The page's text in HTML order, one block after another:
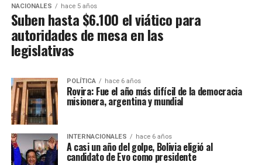
NACIONALES hace 5 años
Suben hasta $6.100 el viático para
autoridades de mesa en las
legislativas
POLÍTICA hace 6 años
Rovira: Fue el año más difícil de la democracia
misionera, argentina y mundial
INTERNACIONALES hace 6 años
A casi un año del golpe, Bolivia eligió al
candidato de Evo como presidente